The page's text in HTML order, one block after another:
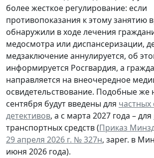
более жесткое регулирование: если
противопоказания к этому занятию
обнаружили в ходе лечения
медосмотра или диспансеризации,
медзаключение аннулируется, об
информируется Росгвардия, а
направляется на внеочередное
освидетельствование. Подобные же
сентября будут введены для частных
детективов, а с марта 2027 года – для
транспортных средств (Приказ
29 апреля 2026 г. № 327н, зарег. в
июня 2026 года).